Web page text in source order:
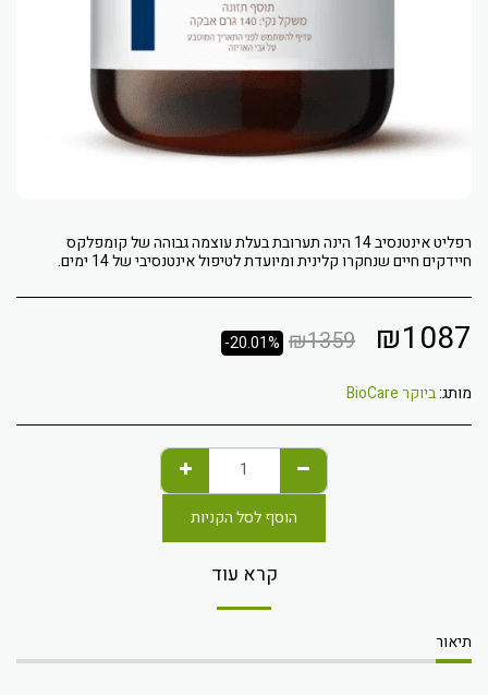
רפליט אינטנסיב 14 הינה תערובת בעלת עוצמה גבוהה של קומפלקס
חיידקים חיים שנחקרו קלינית ומיועדת לטיפול אינטנסיבי של 14 ימים.
₪1087
₪1359
-20.01%
מותג:ביוקר BioCare
הוסף לסל הקניות
קרא עוד
תיאור